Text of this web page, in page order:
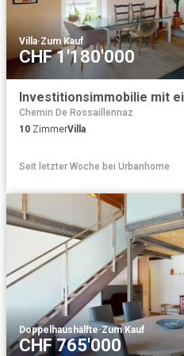
Villa·Zum Kauf
CHF 1'180'000
Chemin De Rossaillennaz
10 ZimmerVilla
Seit letzter Woche bei Urbanhome
Doppelhaushälfte·Zum Kauf
CHF 765'000